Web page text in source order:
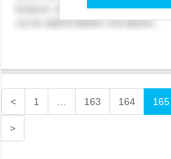
< 1 163 164 165
>